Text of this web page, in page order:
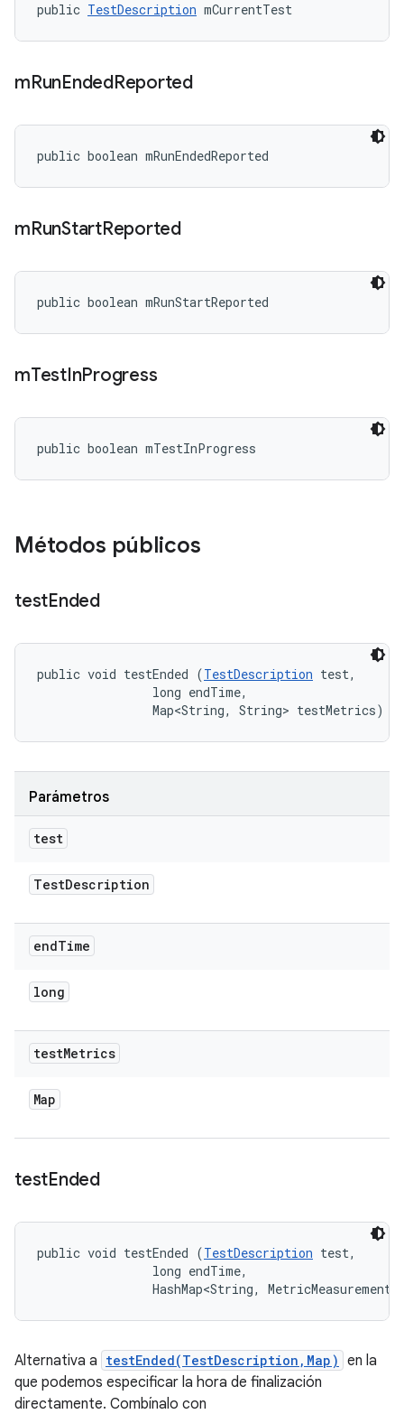
public TestDescription mCurrentTest
mRunEndedReported
public boolean mRunEndedReported
mRunStartReported
public boolean mRunStartReported
mTestInProgress
public boolean mTestInProgress
Métodos públicos
testEnded
public void testEnded (TestDescription test,
                long endTime,
                Map<String, String> testMetrics)
Parámetros
test
TestDescription
endTime
long
testMetrics
Map
testEnded
public void testEnded (TestDescription test,
                long endTime,
HashMap<String,
Alternativa a testEnded(TestDescription,Map) en la
que podemos especificar la hora de finalización
directamente. Combínalo con